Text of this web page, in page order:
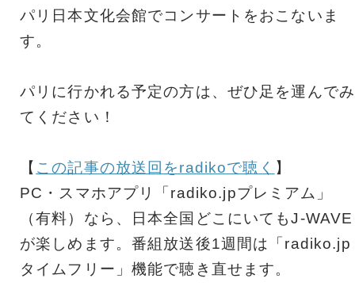
パリ日本文化会館でコンサートをおこないま
す。
パリに行かれる予定の方は、ぜひ足を運んでみ
てください！
【 この記事の放送回をradikoで聴く 】
PC・スマホアプリ「radiko.jpプレミアム」
（有料）なら、日本全国どこにいてもJ-WAVE
が楽しめます。番組放送後1週間は「radiko.jp
タイムフリー」機能で聴き直せます。